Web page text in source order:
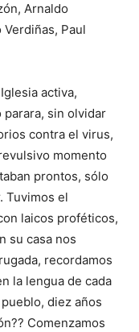
Arnaldo
Paul
activa,
parara, sin olvidar
contra el virus,
momento
prontos, sólo
Tuvimos el
laicos proféticos,
su casa nos
recordamos
la lengua de cada
diez años
Comenzamos